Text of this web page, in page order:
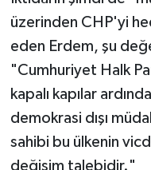
üzerinden CHP'yi
eden Erdem, şu
"Cumhuriyet Halk
kapalı kapılar
demokrasi dışı
sahibi bu ülkenin
değişim talebidir."